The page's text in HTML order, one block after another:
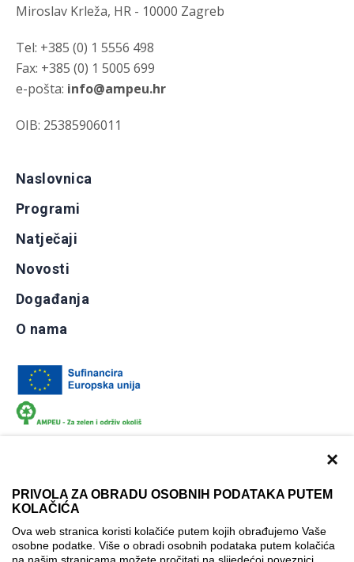
×
PRIVOLA ZA OBRADU OSOBNIH PODATAKA PUTEM
KOLAČIĆA
Ova web stranica koristi kolačiće putem kojih obrađujemo Vaše
osobne podatke. Više o obradi osobnih podataka putem kolačića
Miroslav Krleža, HR - 10000 Zagreb
Tel: +385 (0) 1 5556 498
Fax: +385 (0) 1 5005 699
e-pošta: info@ampeu.hr
OIB: 25385906011
Naslovnica
Programi
Natječaji
Novosti
Događanja
O nama
Izjava o pristupačnosti